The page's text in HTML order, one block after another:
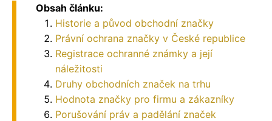
Obsah článku:
Historie a původ obchodní značky
Právní ochrana značky v České republice
Registrace ochranné známky a její
náležitosti
Druhy obchodních značek na trhu
Hodnota značky pro firmu a zákazníky
Porušování práv a padělání značek